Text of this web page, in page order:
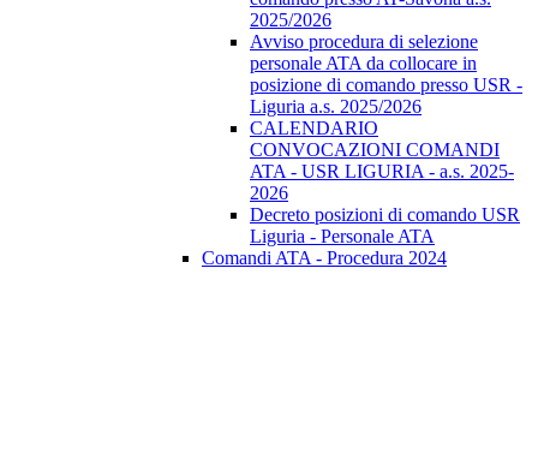
2025/2026
Avviso procedura di selezione
personale ATA da collocare in
posizione di comando presso USR -
Liguria a.s. 2025/2026
CALENDARIO
CONVOCAZIONI COMANDI
ATA - USR LIGURIA - a.s. 2025-
2026
Decreto posizioni di comando USR
Liguria - Personale ATA
Comandi ATA - Procedura 2024